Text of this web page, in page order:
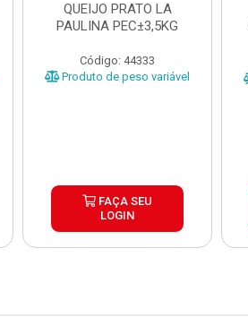
QUEIJO PRATO LA
PAULINA PEC±3,5KG
Código: 44333
Produto de peso variável
FAÇA SEU
LOGIN